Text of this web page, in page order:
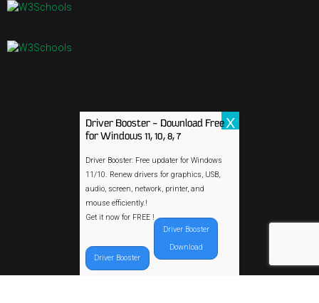
X
Driver Booster - Download Free
for Windows 11, 10, 8, 7
Driver Booster: Free updater for Windows
11/10. Renew drivers for graphics, USB,
audio, screen, network, printer, and
mouse efficiently.!
Get it now for FREE !
Driver Booster
Driver Booster
Download
Copyright 2015 Bor-plastika d.o.o.| All Rights Reserved